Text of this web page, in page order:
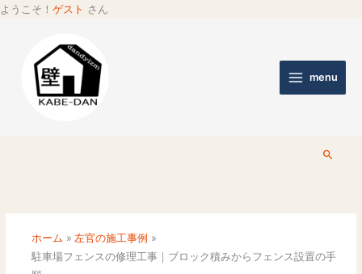
ようこそ！ ゲスト さん
menu
検
ホーム
左官の施工事例
駐車場フェンスの修理工事｜ブロック積みからフェンス設置の手